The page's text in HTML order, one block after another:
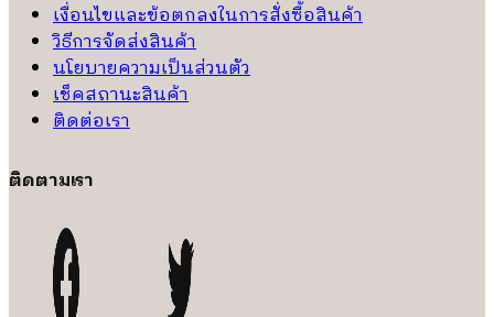
เงื่อนไขและข้อตกลงในการสั่งซื้อสินค้า
วิธีการจัดส่งสินค้า
นโยบายความเป็นส่วนตัว
เช็คสถานะสินค้า
ติดต่อเรา
ติดตามเรา